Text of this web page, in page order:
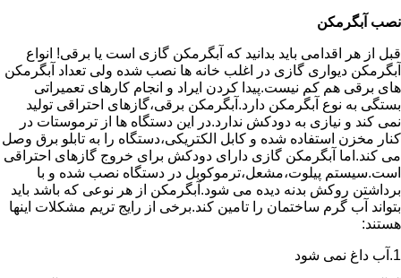
نصب آبگرمکن
قبل از هر اقدامی باید بدانید که آبگرمکن گازی است یا برقی! انواع
آبگرمکن دیواری گازی در اغلب خانه ها نصب شده ولی تعداد آبگرمکن
های برقی هم کم نیست.پیدا کردن ایراد و انجام کارهای تعمیراتی
بستگی به نوع آبگرمکن دارد.آبگرمکن برقی،گازهای احتراقی تولید
نمی کند و نیازی به دودکش ندارد.در این دستگاه ها از ترموستات در
کنار مخزن استفاده شده و کابل الکتریکی،دستگاه را به تابلو برق وصل
می کند.اما آبگرمکن گازی دارای دودکش برای خروج گازهای احتراقی
است.سیستم پیلوت،مشعل،ترموکوبل در دستگاه نصب شده و با
برداشتن روکش بدنه دیده می شود.آبگرمکن از هر نوعی که باشد باید
بتواند آب گرم ساختمان را تامین کند.برخی از رایج تریم مشکلات اینها
هستند:
1.آب داغ نمی شود